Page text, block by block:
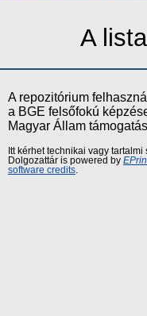
A
A repozitórium
a BGE felsőfokú
Magyar Állam
Itt kérhet technikai vagy tartalmi
Dolgozattár is powered by
software credits